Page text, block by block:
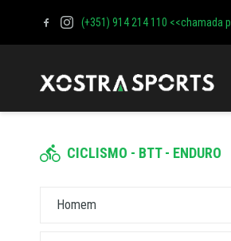
(+351) 914 214 110 <<chamada
CICLISMO - BTT - ENDURO
homem